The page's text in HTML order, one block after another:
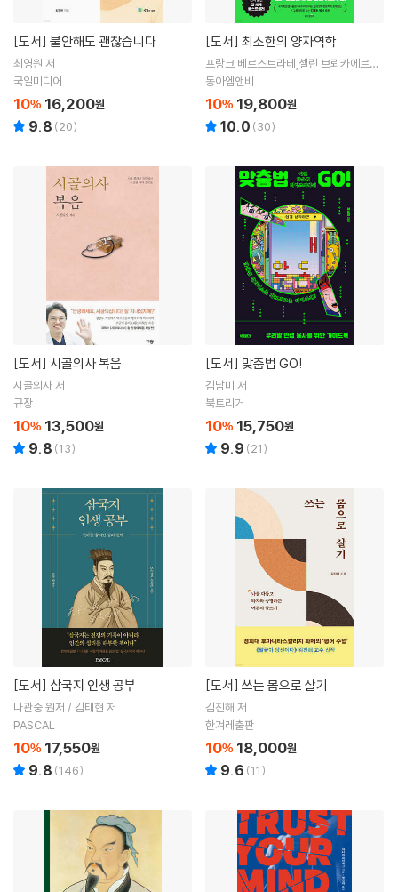
[도서] 불안해도 괜찮습니다
최영원 저
국일미디어
10% 16,200원
9.8 (20)
[도서] 최소한의 양자역학
프랑크 베르스트라테,셀린 브뢰카에르트
공저 / 최진영 역
동아엠앤비
10% 19,800원
10.0 (30)
[도서] 시골의사 복음
시골의사 저
규장
10% 13,500원
9.8 (13)
[도서] 맞춤법 GO!
김남미 저
북트리거
10% 15,750원
9.9 (21)
[도서] 삼국지 인생 공부
나관중 원저 / 김태현 저
PASCAL
10% 17,550원
9.8 (146)
[도서] 쓰는 몸으로 살기
김진해 저
한겨레출판
10% 18,000원
9.6 (11)